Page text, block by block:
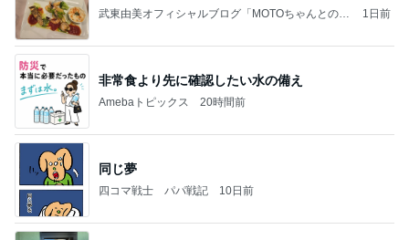
武東由美オフィシャルブログ「MOTOちゃんとのは
1日前
非常食より先に確認したい水の備え
Amebaトピックス 20時間前
同じ夢
四コマ戦士 パパ戦記 10日前